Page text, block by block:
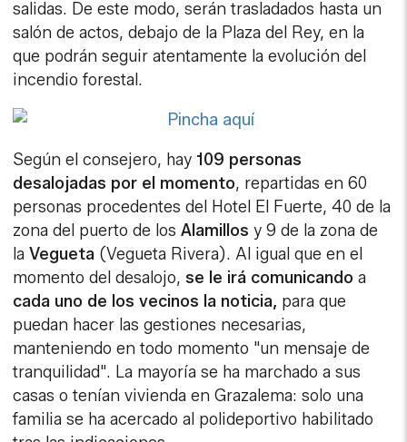
salidas. De este modo, serán trasladados hasta un
salón de actos, debajo de la Plaza del Rey, en la
que podrán seguir atentamente la evolución del
incendio forestal.
Según el consejero, hay 109 personas
desalojadas por el momento, repartidas en 60
personas procedentes del Hotel El Fuerte, 40 de la
zona del puerto de losAlamillosy 9 de la zona de
laVegueta (Vegueta Rivera). Al igual que en el
momento del desalojo,se le irá comunicando a
cada uno de los vecinos la noticia, para que
puedan hacer las gestiones necesarias,
manteniendo en todo momento "un mensaje de
tranquilidad". La mayoría se ha marchado a sus
casas o tenían vivienda en Grazalema: solo una
familia se ha acercado al polideportivo habilitado